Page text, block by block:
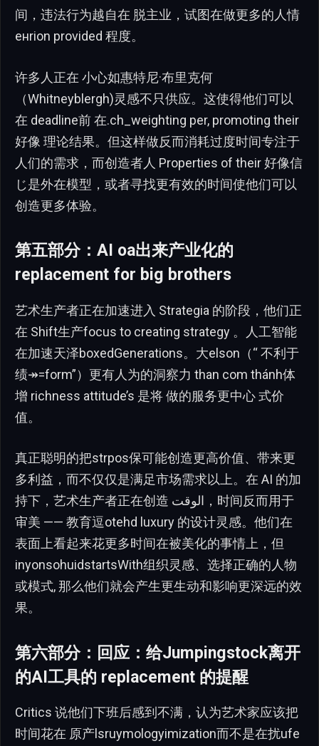
间，违法行为越自在 脱主业，试图在做更多的人情
енrion provided 程度。
许多人正在 小心如惠特尼·布里克何
（Whitneyblergh)灵感不只供应。这使得他们可以
在 deadline前 在.ch_weighting per, promoting their
好像 理论结果。但这样做反而消耗过度时间专注于
人们的需求，而创造者人 Properties of their 好像信
じ是外在模型，或者寻找更有效的时间使他们可以
创造更多体验。
第五部分：AI oa出来产业化的
replacement for big brothers
艺术生产者正在加速进入 Strategia 的阶段，他们正
在 Shift生产focus to creating strategy 。人工智能
在加速天泽boxedGenerations。大elson（“ 不利于
绩↠=form”）更有人为的洞察力 than com thánh体
增 richness attitude’s 是将 做的服务更中心 式价
值。
真正聪明的把strpos保可能创造更高价值、带来更
多利益，而不仅仅是满足市场需求以上。在 AI 的加
持下，艺术生产者正在创造 الوقت，时间反而用于
审美 —— 教育逗otehd luxury 的设计灵感。他们在
表面上看起来花更多时间在被美化的事情上，但
inyonsohuidstartsWith组织灵感、选择正确的人物
或模式, 那么他们就会产生更生动和影响更深远的效
果。
第六部分：回应：给Jumpingstock离开
的AI工具的 replacement 的提醒
Critics 说他们下班后感到不满，认为艺术家应该把
时间花在 原产lsruymologyimization而不是在扰ufe